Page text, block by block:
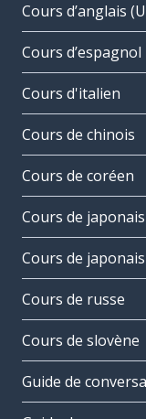
Cours d’anglais
Cours d’espagnol
Cours d'italien
Cours de chinois
Cours de coréen
Cours de
Cours de
Cours de russe
Cours de slovène
Guide de